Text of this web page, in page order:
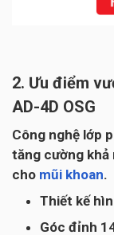
2. Ưu điểm
AD-4D OSG
Công nghệ lớp
tăng cường khả
cho mũi khoan.
Thiết kế
Góc đỉnh